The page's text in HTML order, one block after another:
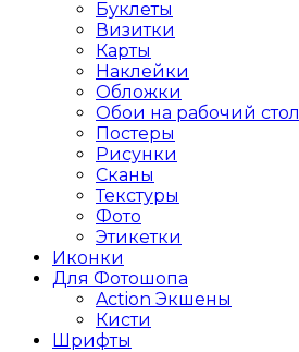
Буклеты
Визитки
Карты
Наклейки
Обложки
Обои на рабочий стол
Постеры
Рисунки
Сканы
Текстуры
Фото
Этикетки
Иконки
Для Фотошопа
Action Экшены
Кисти
Шрифты